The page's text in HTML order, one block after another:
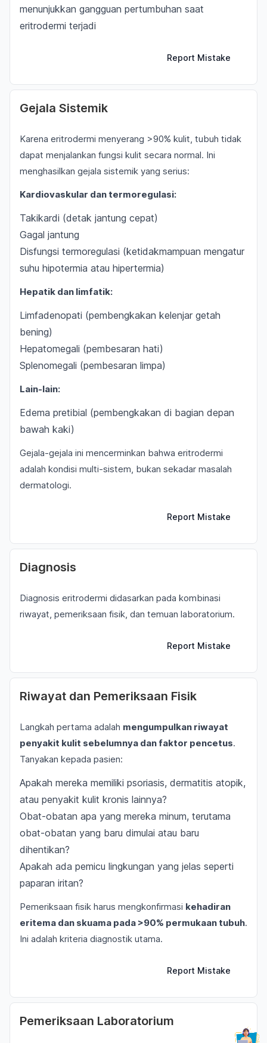
menunjukkan gangguan pertumbuhan saat
eritrodermi terjadi
Report Mistake
Gejala Sistemik
Karena eritrodermi menyerang >90% kulit, tubuh tidak
dapat menjalankan fungsi kulit secara normal. Ini
menghasilkan gejala sistemik yang serius:
Kardiovaskular dan termoregulasi:
Takikardi (detak jantung cepat)
Gagal jantung
Disfungsi termoregulasi (ketidakmampuan mengatur
suhu hipotermia atau hipertermia)
Hepatik dan limfatik:
Limfadenopati (pembengkakan kelenjar getah
bening)
Hepatomegali (pembesaran hati)
Splenomegali (pembesaran limpa)
Lain-lain:
Edema pretibial (pembengkakan di bagian depan
bawah kaki)
Gejala-gejala ini mencerminkan bahwa eritrodermi
adalah kondisi multi-sistem, bukan sekadar masalah
dermatologi.
Report Mistake
Diagnosis
Diagnosis eritrodermi didasarkan pada kombinasi
riwayat, pemeriksaan fisik, dan temuan laboratorium.
Report Mistake
Riwayat dan Pemeriksaan Fisik
Langkah pertama adalah mengumpulkan riwayat
penyakit kulit sebelumnya dan faktor pencetus.
Tanyakan kepada pasien:
Apakah mereka memiliki psoriasis, dermatitis atopik,
atau penyakit kulit kronis lainnya?
Obat-obatan apa yang mereka minum, terutama
obat-obatan yang baru dimulai atau baru
dihentikan?
Apakah ada pemicu lingkungan yang jelas seperti
paparan iritan?
Pemeriksaan fisik harus mengkonfirmasi kehadiran
eritema dan skuama pada >90% permukaan tubuh.
Ini adalah kriteria diagnostik utama.
Report Mistake
Pemeriksaan Laboratorium